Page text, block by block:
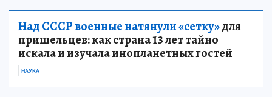
Над СССР военные натянули «сетку»для
пришельцев: как страна 13 лет тайно
искала и изучала инопланетных гостей
НАУКА